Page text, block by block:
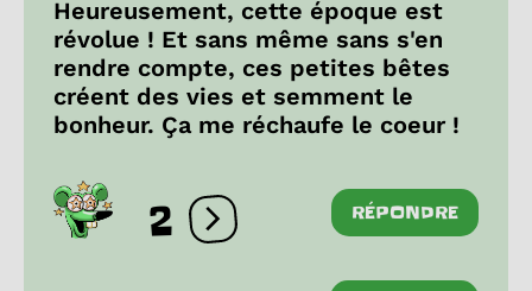
Heureusement, cette époque est
révolue ! Et sans même sans s'en
rendre compte, ces petites bêtes
créent des vies et semment le
bonheur. Ça me réchaufe le coeur !
2 Ouvrir les réactions
RÉPONDRE